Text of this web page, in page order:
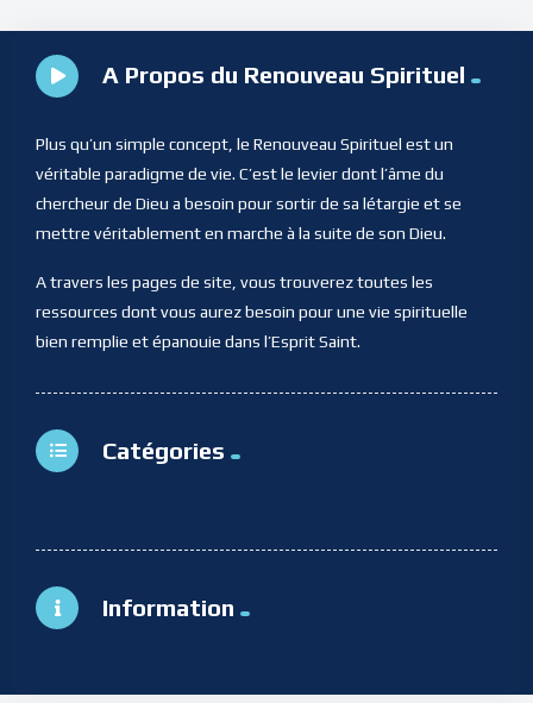
A Propos du Renouveau Spirituel
Plus qu’un simple concept, le Renouveau Spirituel est un
véritable paradigme de vie. C’est le levier dont l’âme du
chercheur de Dieu a besoin pour sortir de sa létargie et se
mettre véritablement en marche à la suite de son Dieu.
A travers les pages de site, vous trouverez toutes les
ressources dont vous aurez besoin pour une vie spirituelle
bien remplie et épanouie dans l’Esprit Saint.
Catégories
Information